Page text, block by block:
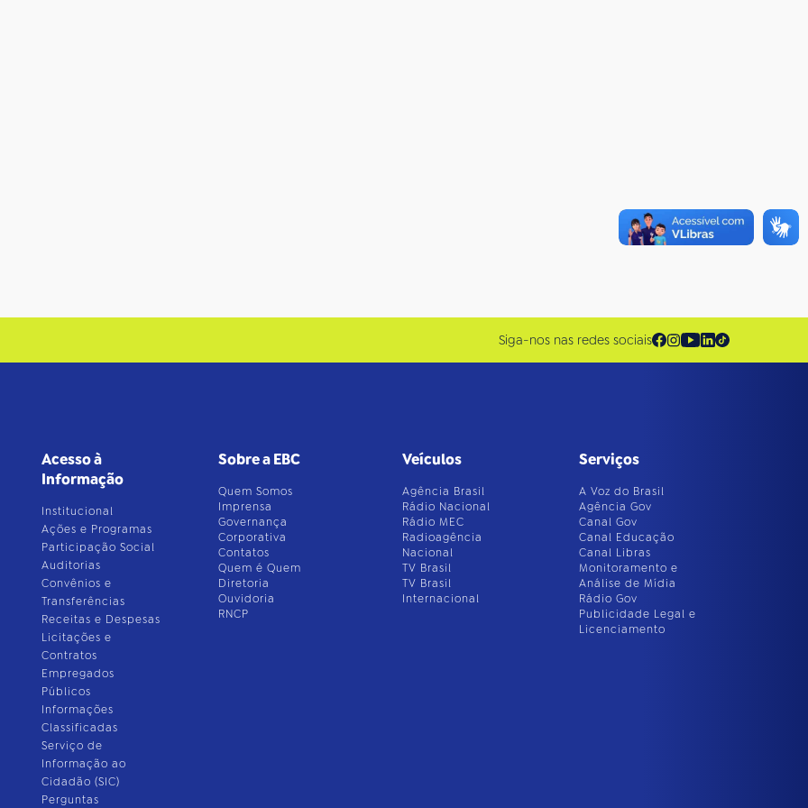
Siga-nos nas redes sociais
Acesso à
Informação
Institucional
Ações e Programas
Participação Social
Auditorias
Convênios e
Transferências
Receitas e Despesas
Licitações e
Contratos
Empregados
Públicos
Informações
Classificadas
Serviço de
Informação ao
Cidadão (SIC)
Perguntas
Sobre a EBC
Quem Somos
Imprensa
Governança
Corporativa
Contatos
Quem é Quem
Diretoria
Ouvidoria
RNCP
Veículos
Agência Brasil
Rádio Nacional
Rádio MEC
Radioagência
Nacional
TV Brasil
TV Brasil
Internacional
Serviços
A Voz do Brasil
Agência Gov
Canal Gov
Canal Educação
Canal Libras
Monitoramento e
Análise de Mídia
Rádio Gov
Publicidade Legal e
Licenciamento